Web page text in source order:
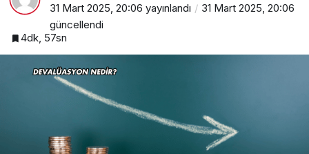
31 Mart 2025, 20:06 yayınlandı
31 Mart 2025, 20:06
güncellendi
4dk, 57sn